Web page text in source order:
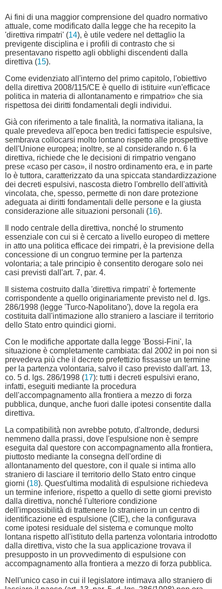
Ai fini di una maggior comprensione del quadro normativo
attuale, come modificato dalla legge che ha recepito la
'direttiva rimpatri' (14), è utile vedere nel dettaglio la
previgente disciplina e i profili di contrasto che si
presentavano rispetto agli obblighi discendenti dalla
direttiva (15).
Come evidenziato all'interno del primo capitolo, l'obiettivo
della direttiva 2008/115/CE è quello di istituire «un'efficace
politica in materia di allontanamento e rimpatrio» che sia
rispettosa dei diritti fondamentali degli individui.
Già con riferimento a tale finalità, la normativa italiana, la
quale prevedeva all'epoca ben tredici fattispecie espulsive,
sembrava collocarsi molto lontano rispetto alle prospettive
dell'Unione europea; inoltre, se al considerando n. 6 la
direttiva, richiede che le decisioni di rimpatrio vengano
prese «caso per caso», il nostro ordinamento era, e in parte
lo è tuttora, caratterizzato da una spiccata standardizzazione
dei decreti espulsivi, nascosta dietro l'ombrello dell'attività
vincolata, che, spesso, permette di non dare protezione
adeguata ai diritti fondamentali delle persone e la giusta
considerazione alle situazioni personali (16).
Il nodo centrale della direttiva, nonché lo strumento
essenziale con cui si è cercato a livello europeo di mettere
in atto una politica efficace dei rimpatri, è la previsione della
concessione di un congruo termine per la partenza
volontaria; a tale principio è consentito derogare solo nei
casi previsti dall'art. 7, par. 4.
Il sistema costruito dalla 'direttiva rimpatri' è fortemente
corrispondente a quello originariamente previsto nel d. lgs.
286/1998 (legge 'Turco-Napolitano'), dove la regola era
costituita dall'intimazione allo straniero a lasciare il territorio
dello Stato entro quindici giorni.
Con le modifiche apportate dalla legge 'Bossi-Fini', la
situazione è completamente cambiata: dal 2002 in poi non si
prevedeva più che il decreto prefettizio fissasse un termine
per la partenza volontaria, salvo il caso previsto dall'art. 13,
co. 5 d. lgs. 286/1998 (17): tutti i decreti espulsivi erano,
infatti, eseguiti mediante la procedura
dell'accompagnamento alla frontiera a mezzo di forza
pubblica, dunque, anche fuori dalle ipotesi consentite dalla
direttiva.
La compatibilità non avrebbe potuto, d'altronde, dedursi
nemmeno dalla prassi, dove l'espulsione non è sempre
eseguita dal questore con accompagnamento alla frontiera,
piuttosto mediante la consegna dell'ordine di
allontanamento del questore, con il quale si intima allo
straniero di lasciare il territorio dello Stato entro cinque
giorni (18). Quest'ultima modalità di espulsione richiedeva
un termine inferiore, rispetto a quello di sette giorni previsto
dalla direttiva, nonché l'ulteriore condizione
dell'impossibilità di trattenere lo straniero in un centro di
identificazione ed espulsione (CIE), che la configurava
come ipotesi residuale del sistema e comunque molto
lontana rispetto all'istituto della partenza volontaria introdotto
dalla direttiva, visto che la sua applicazione trovava il
presupposto in un provvedimento di espulsione con
accompagnamento alla frontiera a mezzo di forza pubblica.
Nell'unico caso in cui il legislatore intimava allo straniero di